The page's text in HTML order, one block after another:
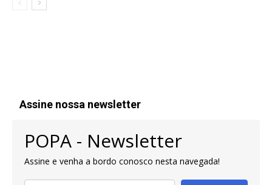
Assine nossa newsletter
POPA - Newsletter
Assine e venha a bordo conosco nesta navegada!